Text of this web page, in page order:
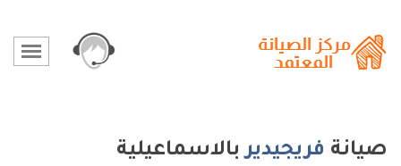
صيانة فريجيديربالاسماعيلية